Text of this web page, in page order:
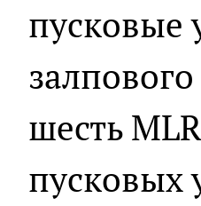
пусковые
шесть
пусковых